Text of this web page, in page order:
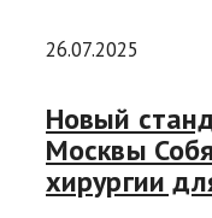
26.07.2025
Новый
Москвы
хирургии